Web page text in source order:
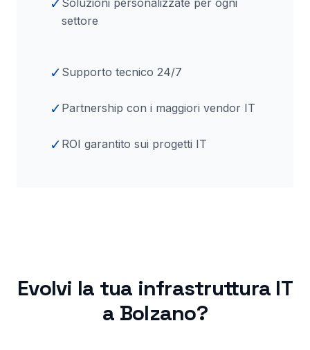
✓ Soluzioni personalizzate per ogni
settore
✓ Supporto tecnico 24/7
✓ Partnership con i maggiori vendor IT
✓ ROI garantito sui progetti IT
Evolvi la tua infrastruttura IT
a Bolzano?